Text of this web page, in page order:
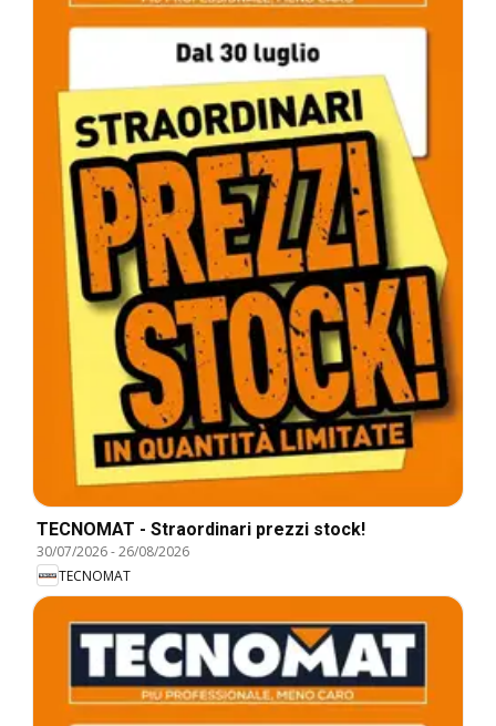
TECNOMAT - Straordinari prezzi stock!
30/07/2026-26/08/2026
TECNOMAT